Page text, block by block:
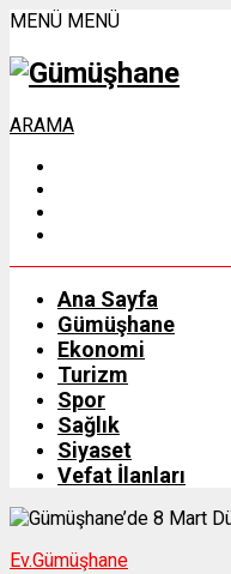
MENÜ MENÜ
ARAMA
Ana Sayfa
Gümüşhane
Ekonomi
Turizm
Spor
Sağlık
Siyaset
Vefat İlanları
Ev.Gümüşhane